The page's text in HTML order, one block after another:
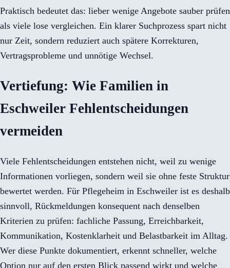
Praktisch bedeutet das: lieber wenige Angebote sauber prüfen
als viele lose vergleichen. Ein klarer Suchprozess spart nicht
nur Zeit, sondern reduziert auch spätere Korrekturen,
Vertragsprobleme und unnötige Wechsel.
Vertiefung: Wie Familien in
Eschweiler Fehlentscheidungen
vermeiden
Viele Fehlentscheidungen entstehen nicht, weil zu wenige
Informationen vorliegen, sondern weil sie ohne feste Struktur
bewertet werden. Für Pflegeheim in Eschweiler ist es deshalb
sinnvoll, Rückmeldungen konsequent nach denselben
Kriterien zu prüfen: fachliche Passung, Erreichbarkeit,
Kommunikation, Kostenklarheit und Belastbarkeit im Alltag.
Wer diese Punkte dokumentiert, erkennt schneller, welche
Option nur auf den ersten Blick passend wirkt und welche